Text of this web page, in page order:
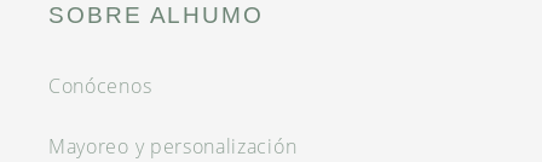
SOBRE ALHUMO
Conócenos
Mayoreo y personalización